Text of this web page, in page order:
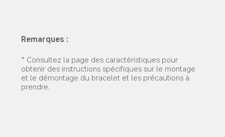
Remarques :
* Consultez la page des caractéristiques pour
obtenir des instructions spécifiques sur le montage
et le démontage du bracelet et les précautions à
prendre.